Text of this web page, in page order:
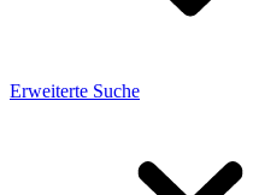
Erweiterte Suche